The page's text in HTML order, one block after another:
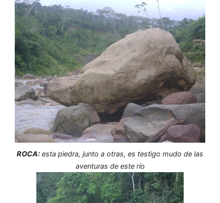
ROCA: esta piedra, junto a otras, es testigo mudo de las
aventuras de este río